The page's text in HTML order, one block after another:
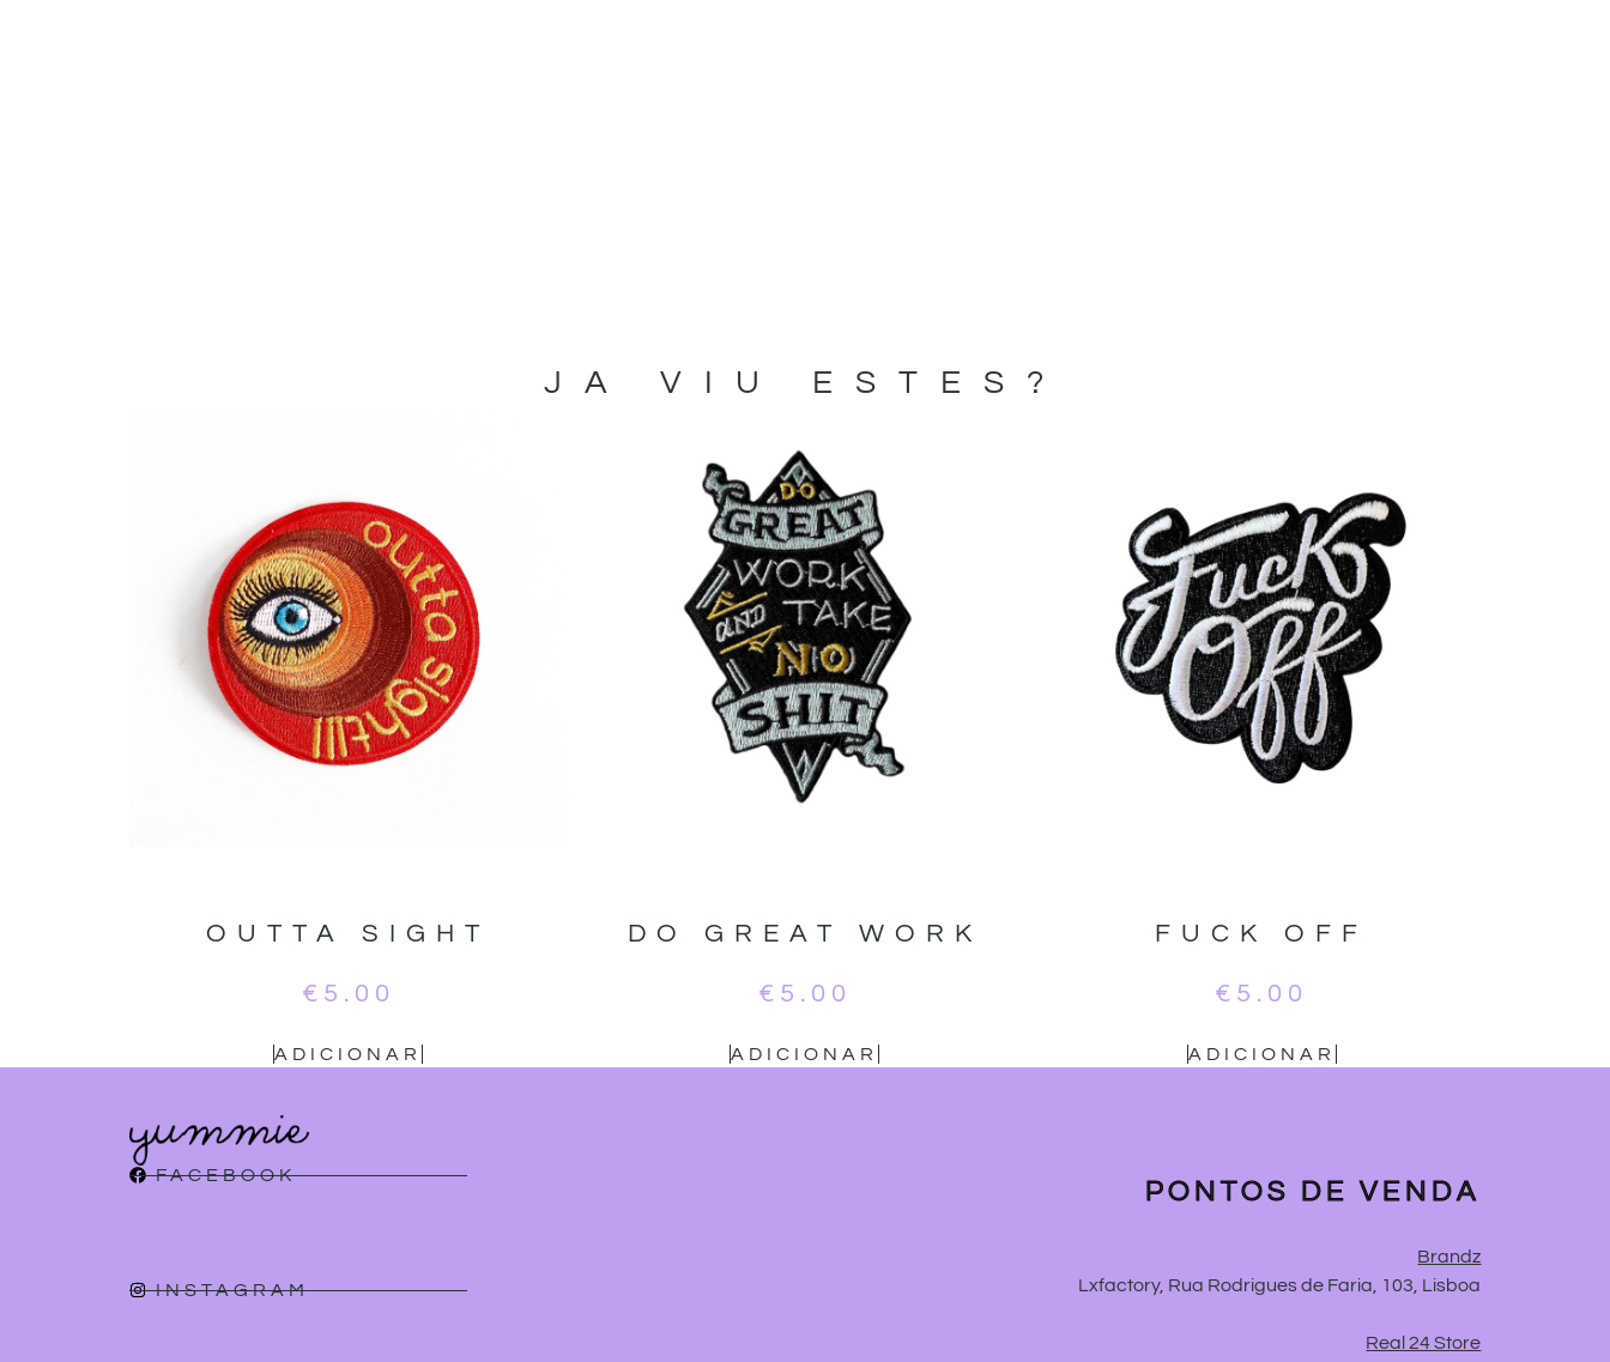
JA VIU ESTES?
OUTTA SIGHT
€ 5.00
ADICIONAR
DO GREAT WORK
€ 5.00
ADICIONAR
FUCK OFF
€ 5.00
ADICIONAR
FACEBOOK
INSTAGRAM
PONTOS DE VENDA
Brandz
Lxfactory, Rua Rodrigues de Faria, 103, Lisboa
Real 24 Store